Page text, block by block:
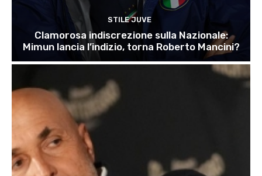
STILE JUVE
Clamorosa indiscrezione sulla Nazionale:
Mimun lancia l’indizio, torna Roberto Mancini?